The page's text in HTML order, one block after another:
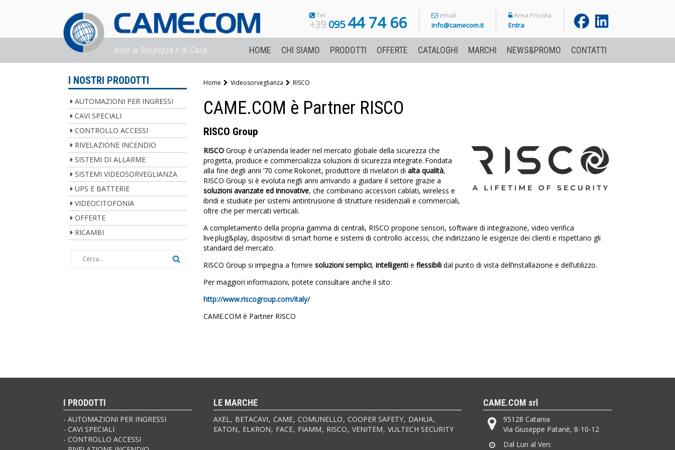
dove la Sicurezza è di Casa...
Area Privata
Entra
email
info@camecom.it
Tel
+39 09544 74 66
HOME CHI SIAMO PRODOTTI OFFERTE CATALOGHI MARCHI NEWS&PROMO CONTATTI
Home Videosorveglianza RISCO
CAME.COM è Partner RISCO
RISCO Group
RISCOGroup è un’azienda leader nel mercato globale della sicurezza che
progetta, produce e commercializza soluzioni di sicurezza integrate. Fondata
alla fine degli anni ‘70 come Rokonet, produttore di rivelatori di alta qualità,
RISCO Group si è evoluta negli anni arrivando a guidare il settore grazie a
soluzioni avanzate ed innovative, che combinano accessori cablati, wireless e
ibridi e studiate per sistemi antintrusione di strutture residenziali e commerciali,
oltre che per mercati verticali.
A completamento della propria gamma di centrali, RISCO propone sensori, software di integrazione, video verifica
live plug&play, dispositivi di smart home e sistemi di controllo accessi, che indirizzano le esigenze dei clienti e rispettano gli
standard del mercato.
RISCO Group si impegna a fornire soluzioni semplici, intelligentie flessibilidal punto di vista dell’installazione e dell’utilizzo.
Per maggiori informazioni, potete consultare anche il sito:
http://www.riscogroup.com/italy/
CAME.COM è Partner RISCO
I NOSTRI PRODOTTI
AUTOMAZIONI PER INGRESSI
CAVI SPECIALI
CONTROLLO ACCESSI
RIVELAZIONE INCENDIO
SISTEMI DI ALLARME
SISTEMI VIDEOSORVEGLIANZA
UPS E BATTERIE
VIDEOCITOFONIA
OFFERTE
RICAMBI
I PRODOTTI
AUTOMAZIONI PER INGRESSI
CAVI SPECIALI
CONTROLLO ACCESSI
LE MARCHE
AXEL BETACAVI CAME COMUNELLO COOPER SAFETY DAHUA
EATON ELKRON FACE FIAMM RISCO VENITEM VULTECH SECURITY
CAME.COM srl
95128 Catania
Via Giuseppe Patanè, 8-10-12
Dal Lun al Ven: